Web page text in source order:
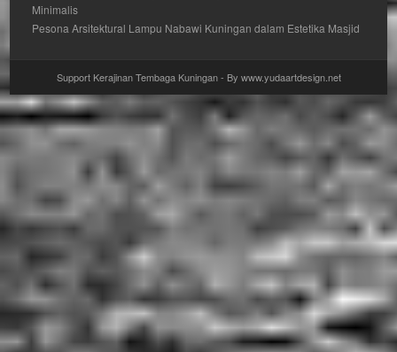
Minimalis
Pesona Arsitektural Lampu Nabawi Kuningan dalam Estetika Masjid
Support Kerajinan Tembaga Kuningan - By www.yudaartdesign.net